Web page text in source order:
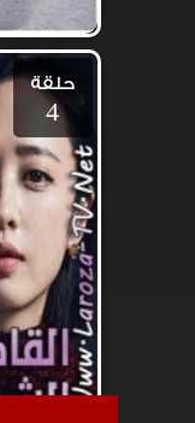
حلقة
4